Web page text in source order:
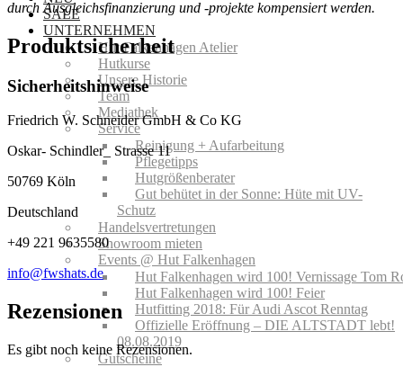
SALE
UNTERNEHMEN
Hut Falkenhagen Atelier
Hutkurse
Unsere Historie
Team
Mediathek
Service
Reinigung + Aufarbeitung
Pflegetipps
Hutgrößenberater
Gut behütet in der Sonne: Hüte mit UV-
Schutz
Handelsvertretungen
Showroom mieten
Events @ Hut Falkenhagen
Hut Falkenhagen wird 100! Vernissage Tom
Hut Falkenhagen wird 100! Feier
Hutfitting 2018: Für Audi Ascot Renntag
Offizielle Eröffnung – DIE ALTSTADT lebt!
08.08.2019
Gutscheine
durch Ausgleichsfinanzierung und -projekte kompensiert werden.
Produktsicherheit
Sicherheitshinweise
Friedrich W. Schneider GmbH & Co KG
Oskar- Schindler_ Strasse 11
50769 Köln
Deutschland
+49 221 9635580
info@fwshats.de
Rezensionen
Es gibt noch keine Rezensionen.